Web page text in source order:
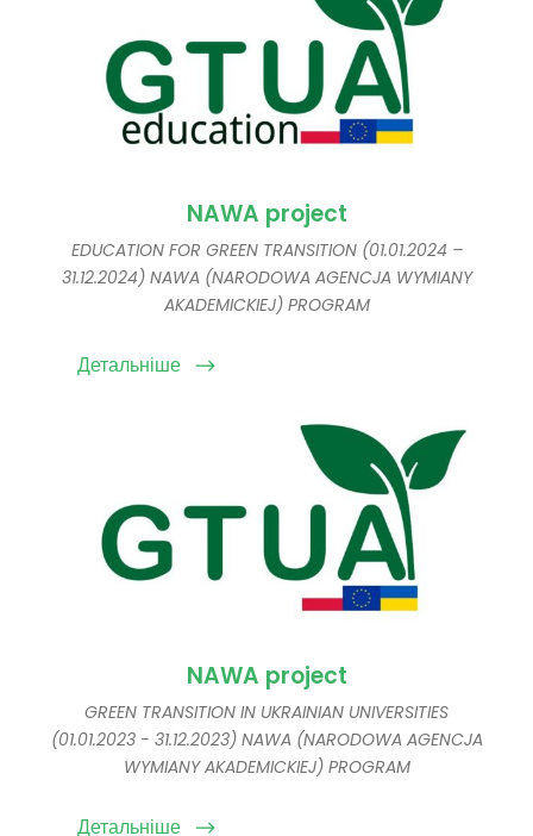
NAWA project
EDUCATION FOR GREEN TRANSITION (01.01.2024 –
31.12.2024) NAWA (NARODOWA AGENCJA WYMIANY
AKADEMICKIEJ) PROGRAM
Детальніше
NAWA project
GREEN TRANSITION IN UKRAINIAN UNIVERSITIES
(01.01.2023 - 31.12.2023) NAWA (NARODOWA AGENCJA
WYMIANY AKADEMICKIEJ) PROGRAM
Детальніше